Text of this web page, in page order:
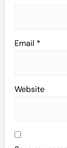
Email *
Website